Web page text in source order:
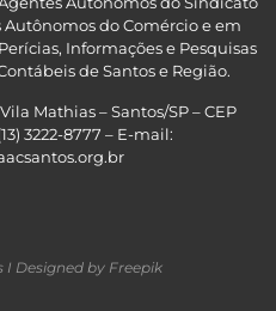
do Comércio e em
Informações e Pesquisas
de Santos e Região.
Mathias – Santos/SP – CEP
3222-8777 – E-mail:
I Designed by Freepik